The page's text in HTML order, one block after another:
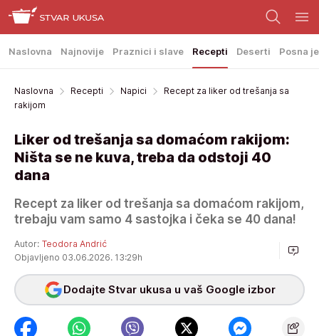
Naslovna Najnovije Praznici i slave Recepti Deserti Posna
Naslovna Recepti Napici
Recept za liker od trešanja sa
rakijom
Liker od trešanja sa domaćom rakijom:
Ništa se ne kuva, treba da odstoji 40
dana
Recept za liker od trešanja sa domaćom rakijom,
trebaju vam samo 4 sastojka i čeka se 40 dana!
Autor: Teodora Andrić
Objavljeno 03.06.2026. 13:29h
Dodajte Stvar ukusa u vaš Google izbor